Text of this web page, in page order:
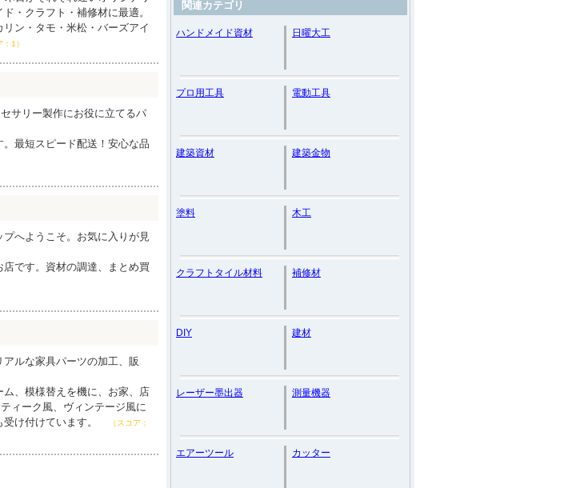
・クラフト・補修材に最適。
ン・タモ・米松・バーズアイ
：1）
サリー製作にお役に立てるパ
最短スピード配送！安心な品
へようこそ。お気に入りが見
です。資材の調達、まとめ買
ルな家具パーツの加工、販
、模様替えを機に、お家、店
ィーク風、ヴィンテージ風に
け付けています。
（スコア：
関連カテゴリ
ハンドメイド資材 日曜大工
プロ用工具 電動工具
建築資材 建築金物
塗料 木工
クラフトタイル材料 補修材
DIY 建材
レーザー墨出器 測量機器
エアーツール カッター